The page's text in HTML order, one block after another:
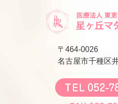
〒464-0026
名古屋市千種区